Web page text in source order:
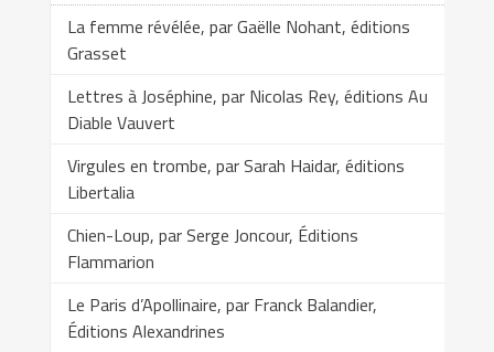
La femme révélée, par Gaëlle Nohant, éditions
Grasset
Lettres à Joséphine, par Nicolas Rey, éditions Au
Diable Vauvert
Virgules en trombe, par Sarah Haidar, éditions
Libertalia
Chien-Loup, par Serge Joncour, Éditions
Flammarion
Le Paris d’Apollinaire, par Franck Balandier,
Éditions Alexandrines